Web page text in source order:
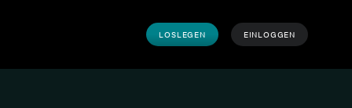
LOSLEGEN EINLOGGEN